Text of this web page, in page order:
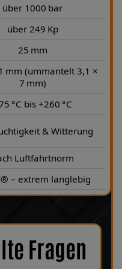
über 1000 bar
über 249 Kp
25 mm
mm (ummantelt 3,1 ×
7 mm)
°C bis +260 °C
& Witterung
Luftfahrtnorm
– extrem langlebig
Fragen